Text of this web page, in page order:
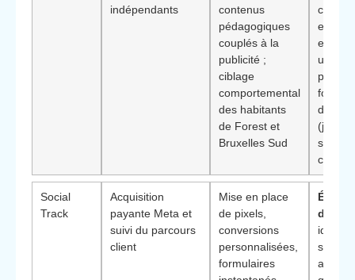
indépendants
contenus
pédagogiques
couplés à la
publicité ;
ciblage
comportemental
des habitants
de Forest et
Bruxelles Sud
entre
et avis
utile
forte
de
santé,
Social
Track
Acquisition
payante Meta et
suivi du parcours
client
Mise en place
de pixels,
conversions
personnalisées,
formulaires
idéal